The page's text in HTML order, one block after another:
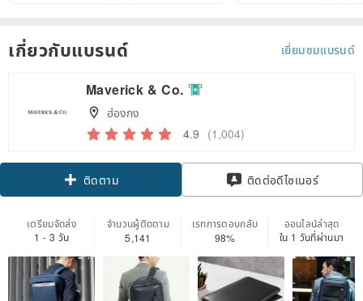
เกี่ยวกับแบรนด์ เยี่ยมชมแบรนด์
Maverick & Co.
ฮ่องกง
4.9 (1,004)
ติดตาม ติดต่อดีไซเนอร์
เตรียมจัดส่ง
1 - 3 วัน
จำนวนผู้ติดตาม
5,141
เรทการตอบกลับ
98%
ออนไลน์ล่าสุด
ใน 1 วันที่ผ่านมา